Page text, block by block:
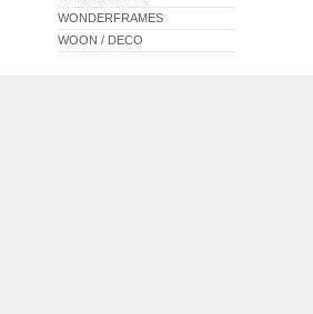
WONDERFRAMES
WOON / DECO